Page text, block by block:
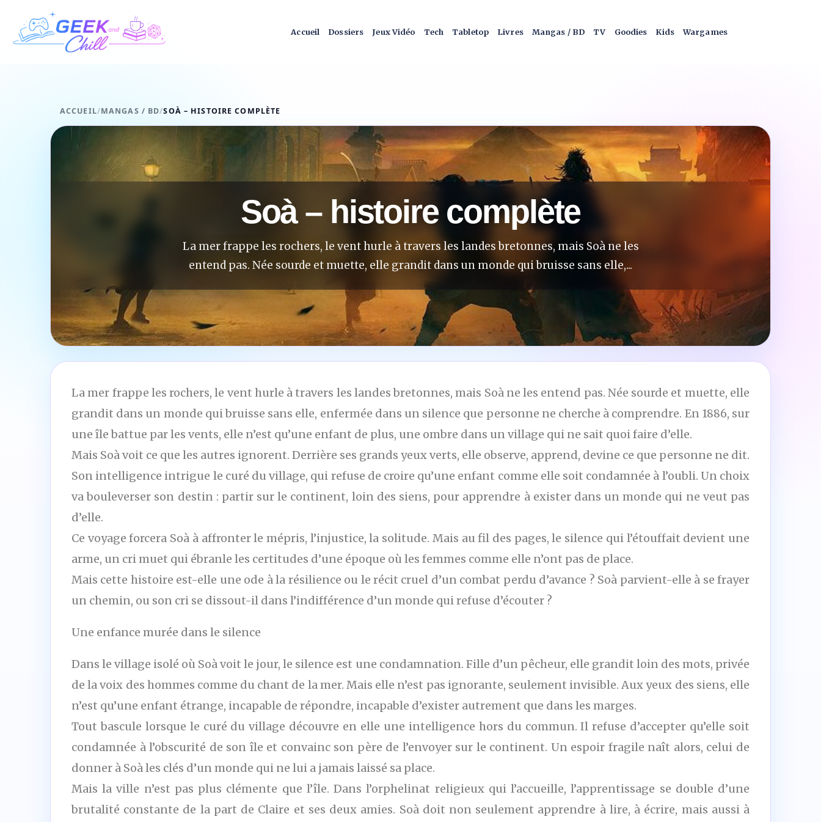
Aller au contenu
Accueil Dossiers Jeux Vidéo Tech Tabletop Livres Mangas / BD TV Goodies Kids Wargames
ACCUEIL/MANGAS / BD/SOÀ – HISTOIRE COMPLÈTE
Soà – histoire complète
La mer frappe les rochers, le vent hurle à travers les landes bretonnes, mais Soà ne les
entend pas. Née sourde et muette, elle grandit dans un monde qui bruisse sans elle,...
La mer frappe les rochers, le vent hurle à travers les landes bretonnes, mais Soà ne les entend pas. Née sourde et muette, elle
grandit dans un monde qui bruisse sans elle, enfermée dans un silence que personne ne cherche à comprendre. En 1886, sur
une île battue par les vents, elle n’est qu’une enfant de plus, une ombre dans un village qui ne sait quoi faire d’elle.
Mais Soà voit ce que les autres ignorent. Derrière ses grands yeux verts, elle observe, apprend, devine ce que personne ne dit.
Son intelligence intrigue le curé du village, qui refuse de croire qu’une enfant comme elle soit condamnée à l’oubli. Un choix
va bouleverser son destin : partir sur le continent, loin des siens, pour apprendre à exister dans un monde qui ne veut pas
d’elle.
Ce voyage forcera Soà à affronter le mépris, l’injustice, la solitude. Mais au fil des pages, le silence qui l’étouffait devient une
arme, un cri muet qui ébranle les certitudes d’une époque où les femmes comme elle n’ont pas de place.
Mais cette histoire est-elle une ode à la résilience ou le récit cruel d’un combat perdu d’avance ? Soà parvient-elle à se frayer
un chemin, ou son cri se dissout-il dans l’indifférence d’un monde qui refuse d’écouter ?
Une enfance murée dans le silence
Dans le village isolé où Soà voit le jour, le silence est une condamnation. Fille d’un pêcheur, elle grandit loin des mots, privée
de la voix des hommes comme du chant de la mer. Mais elle n’est pas ignorante, seulement invisible. Aux yeux des siens, elle
n’est qu’une enfant étrange, incapable de répondre, incapable d’exister autrement que dans les marges.
Tout bascule lorsque le curé du village découvre en elle une intelligence hors du commun. Il refuse d’accepter qu’elle soit
condamnée à l’obscurité de son île et convainc son père de l’envoyer sur le continent. Un espoir fragile naît alors, celui de
donner à Soà les clés d’un monde qui ne lui a jamais laissé sa place.
Mais la ville n’est pas plus clémente que l’île. Dans l’orphelinat religieux qui l’accueille, l’apprentissage se double d’une
brutalité constante de la part de Claire et ses deux amies. Soà doit non seulement apprendre à lire, à écrire, mais aussi à